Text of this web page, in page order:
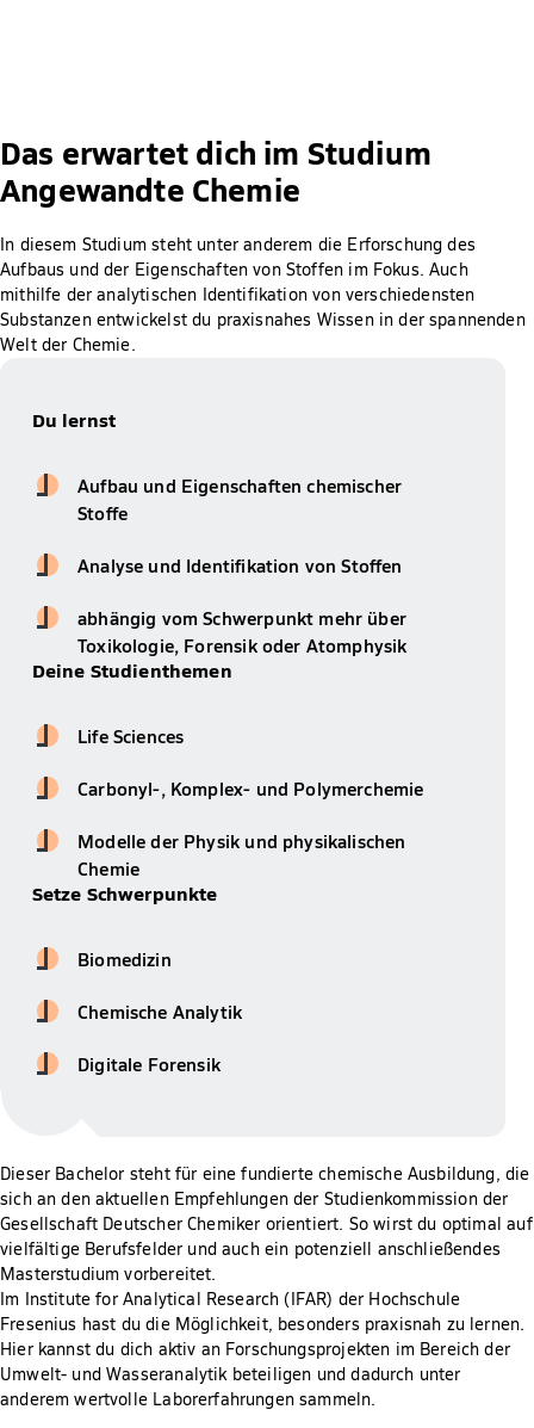
Das erwartet dich im Studium
Angewandte Chemie
In diesem Studium steht unter anderem die Erforschung des
Aufbaus und der Eigenschaften von Stoffen im Fokus. Auch
mithilfe der analytischen Identifikation von verschiedensten
Substanzen entwickelst du praxisnahes Wissen in der spannenden
Welt der Chemie.
Du lernst
Aufbau und Eigenschaften chemischer
Stoffe
Analyse und Identifikation von Stoffen
abhängig vom Schwerpunkt mehr über
Toxikologie, Forensik oder Atomphysik
Deine Studienthemen
Life Sciences
Carbonyl-, Komplex- und Polymerchemie
Modelle der Physik und physikalischen
Chemie
Setze Schwerpunkte
Biomedizin
Chemische Analytik
Digitale Forensik
Dieser Bachelor steht für eine fundierte chemische Ausbildung, die
sich an den aktuellen Empfehlungen der Studienkommission der
Gesellschaft Deutscher Chemiker orientiert. So wirst du optimal auf
vielfältige Berufsfelder und auch ein potenziell anschließendes
Masterstudium vorbereitet.
Im Institute for Analytical Research (IFAR) der Hochschule
Fresenius hast du die Möglichkeit, besonders praxisnah zu lernen.
Hier kannst du dich aktiv an Forschungsprojekten im Bereich der
Umwelt- und Wasseranalytik beteiligen und dadurch unter
anderem wertvolle Laborerfahrungen sammeln.